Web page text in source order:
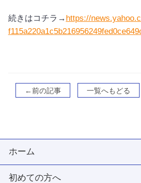
続きはコチラ→ https://
←前の記事 一覧へもどる
ホーム
初めての方へ